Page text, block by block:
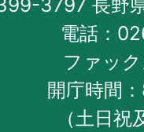
Town
Official
Web
Site
3797 長野
電話：
ファッ
開庁時間
（土日